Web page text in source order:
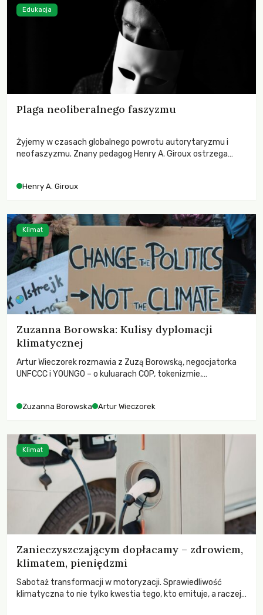
Plaga neoliberalnego faszyzmu
Żyjemy w czasach globalnego powrotu autorytaryzmu i
neofaszyzmu. Znany pedagog Henry A. Giroux ostrzega
wychowają świadomych obywateli?
Henry A. Giroux
Edukacja
Zuzanna Borowska: Kulisy dyplomacji
klimatycznej
Artur Wieczorek rozmawia z Zuzą Borowską, negocjatorka
UNFCCC i YOUNGO – o kuluarach COP, tokenizmie,
Zuzanna Borowska Artur Wieczorek
Klimat
Zanieczyszczającym dopłacamy – zdrowiem,
klimatem, pieniędzmi
Sabotaż transformacji w motoryzacji. Sprawiedliwość
klimatyczna to nie tylko kwestia tego, kto emituje, a raczej
Klimat